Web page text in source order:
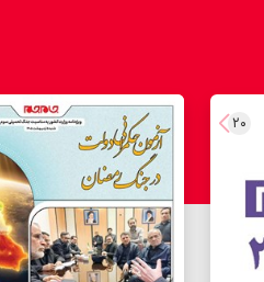
۲۰